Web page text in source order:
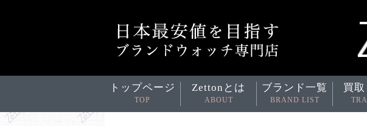
トップページ
TOP
Zettonとは
ABOUT
ブランド一覧
BRAND LIST
買